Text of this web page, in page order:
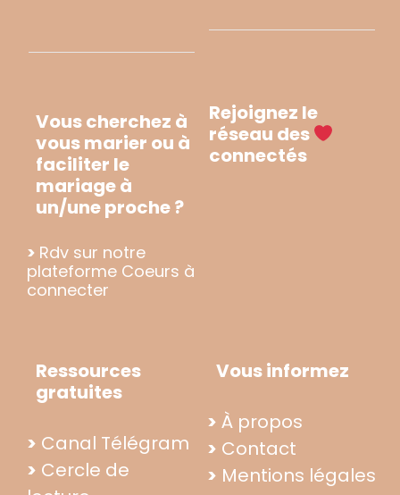
Rejoignez le
réseau des
connectés
Vous cherchez à
vous marier ou à
faciliter le
mariage à
un/une proche ?
> Rdv sur notre
plateforme Coeurs à
connecter
Ressources
gratuites
> Canal Télégram
> Cercle de
Vous informez
> À propos
> Contact
> Mentions légales